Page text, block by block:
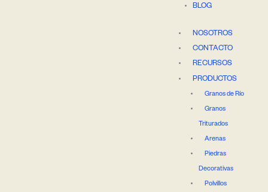
BLOG
NOSOTROS
CONTACTO
RECURSOS
PRODUCTOS
Granos de Río
Granos
Triturados
Arenas
Piedras
Decorativas
Polvillos